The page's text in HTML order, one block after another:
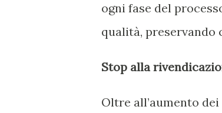
ogni fase del
qualità, preservando
Stop alla
Oltre all’aumento